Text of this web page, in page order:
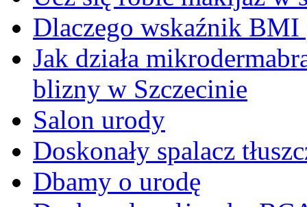
Dlaczego wskaźnik BMI
Jak działa
blizny w Szczecinie
Salon urody
Doskonały spalacz
Dbamy o urodę